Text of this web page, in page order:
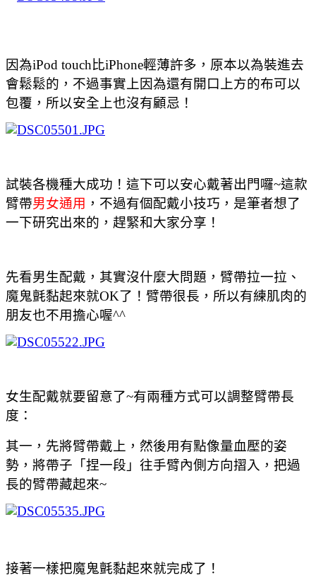
因為iPod touch比iPhone輕薄許多，原本以為裝進去
會鬆鬆的，不過事實上因為還有開口上方的布可以
包覆，所以安全上也沒有顧忌！
試裝各機種大成功！這下可以安心戴著出門囉~這款
臂帶男女通用 ，不過有個配戴小技巧，是筆者想了
一下研究出來的，趕緊和大家分享！
先看男生配戴，其實沒什麼大問題，臂帶拉一拉、
魔鬼氈黏起來就OK了！臂帶很長，所以有練肌肉的
朋友也不用擔心喔^^
女生配戴就要留意了~有兩種方式可以調整臂帶長
度：
其一，先將臂帶戴上，然後用有點像量血壓的姿
勢，將帶子「捏一段」往手臂內側方向摺入，把過
長的臂帶藏起來~
接著一樣把魔鬼氈黏起來就完成了！